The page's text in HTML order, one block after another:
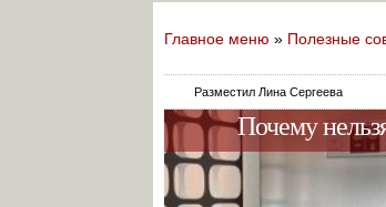
Главное меню » Полезные
Разместил Лина Сергеева
Почему